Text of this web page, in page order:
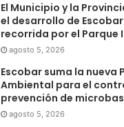
El Municipio y la
el desarrollo de
recorrida por el Parque
agosto 5, 2026
Escobar suma la nueva
Ambiental para el
prevención de
agosto 5, 2026